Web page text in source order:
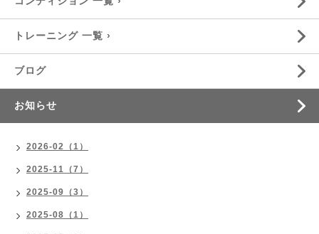
トレーニング 一覧 ›
ブログ
お知らせ
2026-02（1）
2025-11（7）
2025-09（3）
2025-08（1）